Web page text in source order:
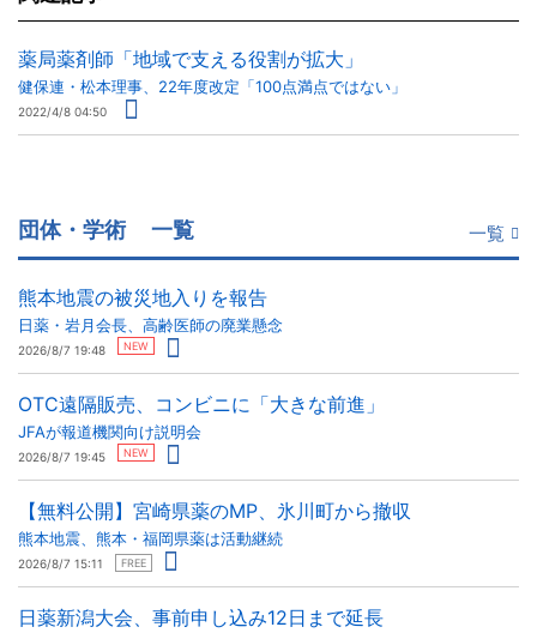
薬局薬剤師「地域で支える役割が拡大」
健保連・松本理事、22年度改定「100点満点ではない」
2022/4/8 04:50
団体・学術 一覧 一覧
熊本地震の被災地入りを報告
日薬・岩月会長、高齢医師の廃業懸念
2026/8/7 19:48 NEW
OTC遠隔販売、コンビニに「大きな前進」
JFAが報道機関向け説明会
2026/8/7 19:45 NEW
【無料公開】宮崎県薬のMP、氷川町から撤収
熊本地震、熊本・福岡県薬は活動継続
2026/8/7 15:11 FREE
日薬新潟大会、事前申し込み12日まで延長